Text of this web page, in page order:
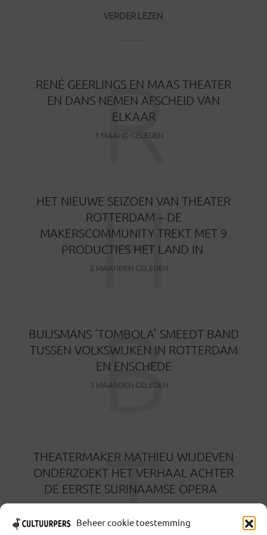
Beheer cookie toestemming
VERDER LEZEN
RENÉ GEERLINGS EN MAAS THEATER
EN DANS NEMEN AFSCHEID VAN
ELKAAR
1 MAAND GELEDEN
R
HET NIEUWE SEIZOEN VAN THEATER
ROTTERDAM – DE
MAKERSCOMMUNITY TREKT MET 9
PRODUCTIES HET LAND IN
2 MAANDEN GELEDEN
H
BUIJSMANS ‘TOMBOLA’ SMEEDT BAND
TUSSEN VOLKSWIJKEN IN ROTTERDAM
EN ENSCHEDE
3 MAANDEN GELEDEN
B
THEATERMAKER MATHIEU WIJDEVEN
ONDERZOEKT HET VERHAAL ACHTER
DE EERSTE SURINAAMSE OPERA
T